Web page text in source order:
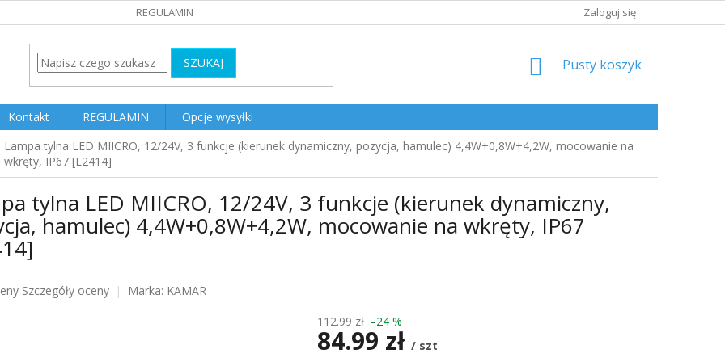
REGULAMIN Zaloguj się
SZUKAJ KOSZYK
Pusty koszyk
Kontakt REGULAMIN Opcje wysyłki
Lampa tylna LED MIICRO, 12/24V, 3 funkcje (kierunek dynamiczny, pozycja, hamulec) 4,4W+0,8W+4,2W, mocowanie na
wkręty, IP67 [L2414]
tylna LED MIICRO, 12/24V, 3 funkcje (kierunek dynamiczny,
hamulec) 4,4W+0,8W+4,2W, mocowanie na wkręty, IP67
Szczegóły oceny Marka: KAMAR
112.99 zł –24 %
84.99 zł / szt